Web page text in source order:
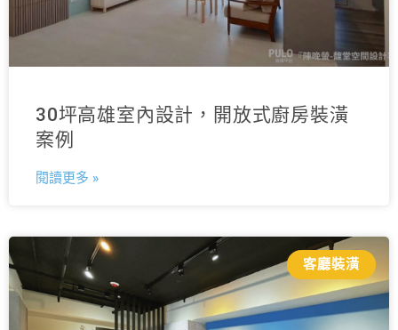
30坪高雄室內設計，開放式廚房裝潢
案例
閱讀更多 »
客廳裝潢